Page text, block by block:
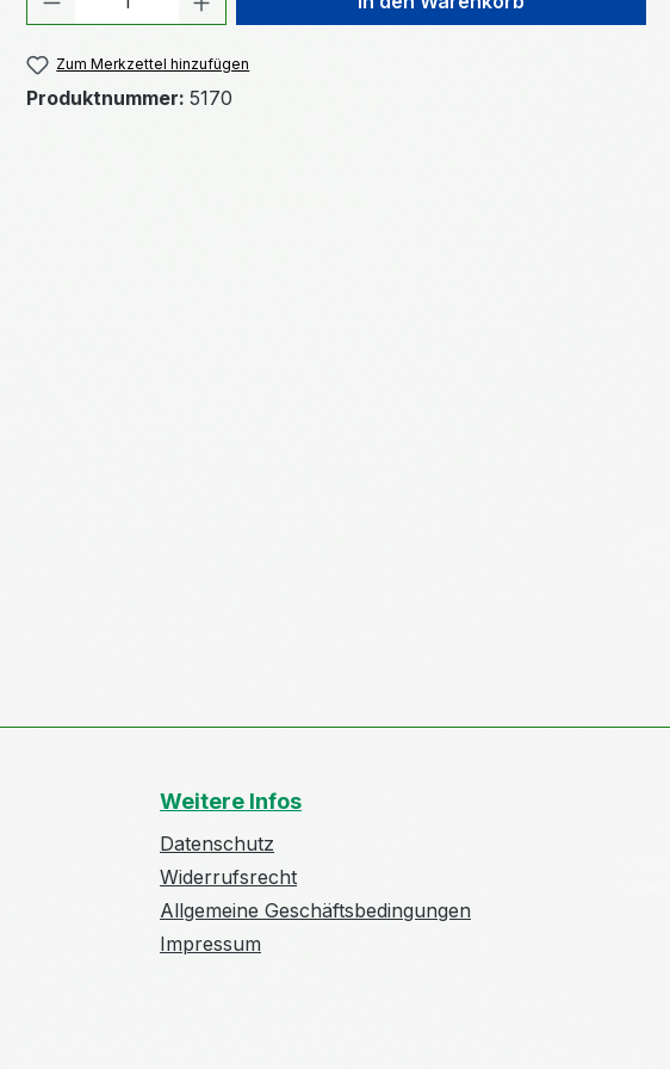
Zum Merkzettel hinzufügen
Produktnummer: 5170
Weitere Infos
Datenschutz
Widerrufsrecht
Allgemeine Geschäftsbedingungen
Impressum